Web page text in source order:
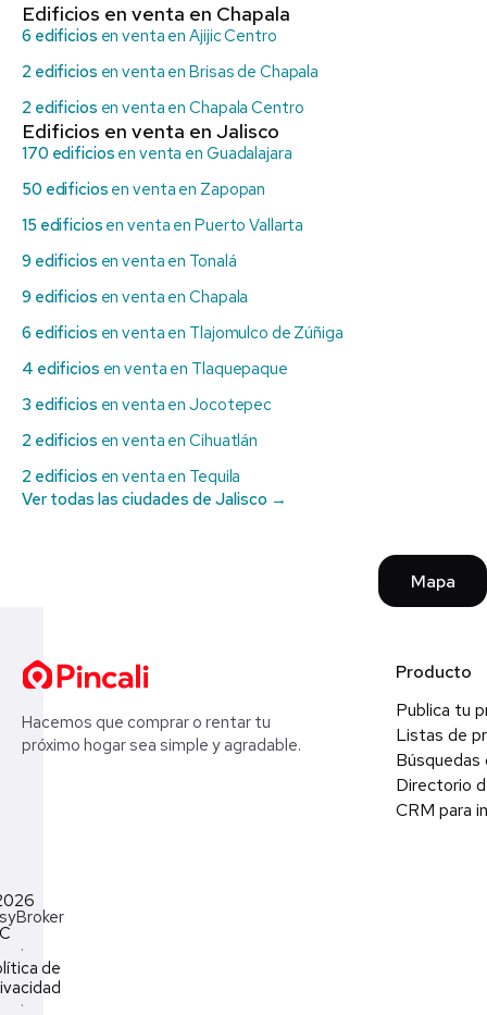
Edificios en venta en Chapala
6 edificios en venta en Ajijic Centro
2 edificios en venta en Brisas de Chapala
2 edificios en venta en Chapala Centro
Edificios en venta en Jalisco
170 edificios en venta en Guadalajara
50 edificios en venta en Zapopan
15 edificios en venta en Puerto Vallarta
9 edificios en venta en Tonalá
9 edificios en venta en Chapala
6 edificios en venta en Tlajomulco de Zúñiga
4 edificios en venta en Tlaquepaque
3 edificios en venta en Jocotepec
2 edificios en venta en Cihuatlán
2 edificios en venta en Tequila
Ver todas las ciudades de Jalisco →
Mapa
Hacemos que comprar o rentar tu
próximo hogar sea simple y agradable.
Producto
Publica tu
Listas de
Búsquedas
Directorio
CRM para
·
de
·